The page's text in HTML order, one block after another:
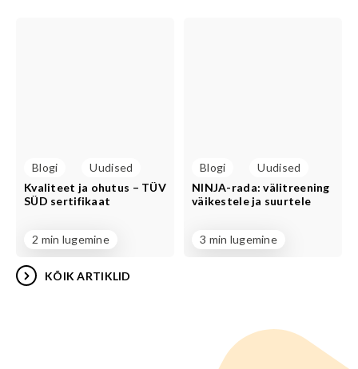
Blogi
Uudised
Kvaliteet ja ohutus – TÜV
SÜD sertifikaat
2 min lugemine
Blogi
Uudised
NINJA-rada: välitreening
väikestele ja suurtele
3 min lugemine
KÕIK ARTIKLID